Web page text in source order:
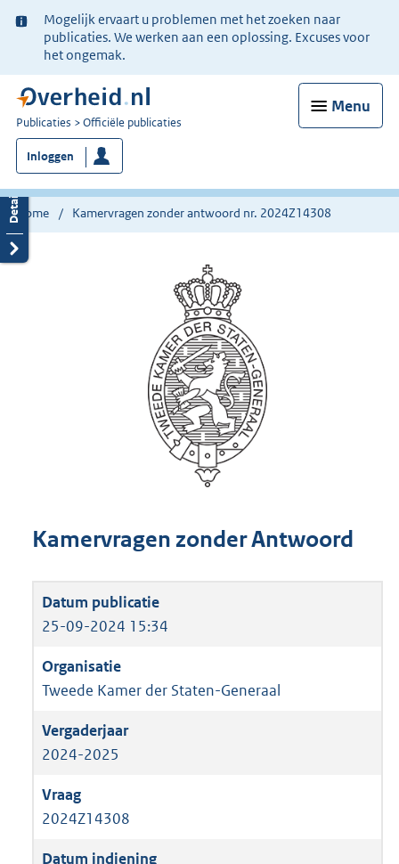
Ter
informatie:
Mogelijk ervaart u problemen met het zoeken naar
publicaties. We werken aan een oplossing. Excuses voor
het ongemak.
Menu
U
bent
nu
hier:
Publicaties Officiële publicaties
Inloggen
Home Kamervragen zonder antwoord nr. 2024Z14308
Kamervragen zonder Antwoord
25-09-2024 15:34
Tweede Kamer der Staten-Generaal
2024-2025
2024Z14308